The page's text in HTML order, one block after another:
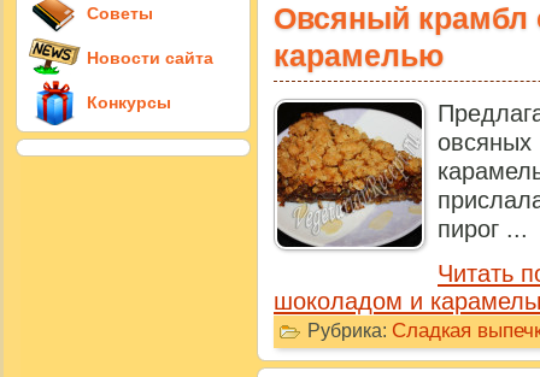
Овсяный крамбл
карамелью
пирог ...
Читать
шоколадом и
Рубрика: Сладкая
Советы
Новости сайта
Конкурсы